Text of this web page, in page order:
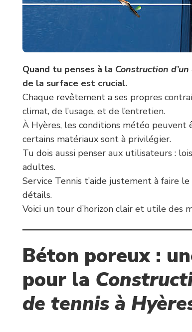
Quand tu penses à la Construction
de la surface est crucial.
Chaque revêtement a ses propres
climat, de l’usage, et de l’entretien.
À Hyères, les conditions météo
certains matériaux sont à privilégier.
Tu dois aussi penser aux utilisateurs :
adultes.
Service Tennis t’aide justement à faire
détails.
Voici un tour d’horizon clair et utile des
Béton poreux :
pour la
de tennis à